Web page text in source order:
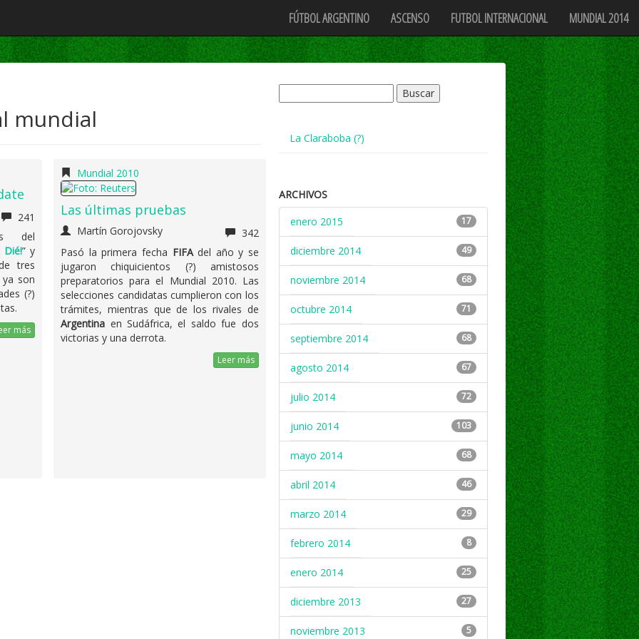
FÚTBOL ARGENTINO ASCENSO FUTBOL INTERNACIONAL MUNDIAL 2014
mundial
241
del
” y
tres
son
(?)
más
Mundial 2010
Las últimas pruebas
Martín Gorojovsky
342
Pasó la primera fecha FIFA del año y se
jugaron chiquicientos (?) amistosos
preparatorios para el Mundial 2010. Las
selecciones candidatas cumplieron con los
trámites, mientras que de los rivales de
Argentina en Sudáfrica, el saldo fue dos
victorias y una derrota.
Leer más
La Claraboba (?)
ARCHIVOS
enero 2015
17
diciembre 2014 49
noviembre 2014 68
octubre 2014 71
septiembre 2014 68
agosto 2014 67
julio 2014 72
junio 2014 103
mayo 2014 68
abril 2014 46
marzo 2014 29
febrero 2014 8
enero 2014 25
diciembre 2013 27
noviembre 2013 5